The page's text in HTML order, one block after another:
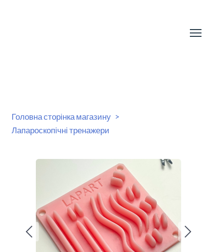
Головна сторінка магазину
Лапароскопічні тренажери